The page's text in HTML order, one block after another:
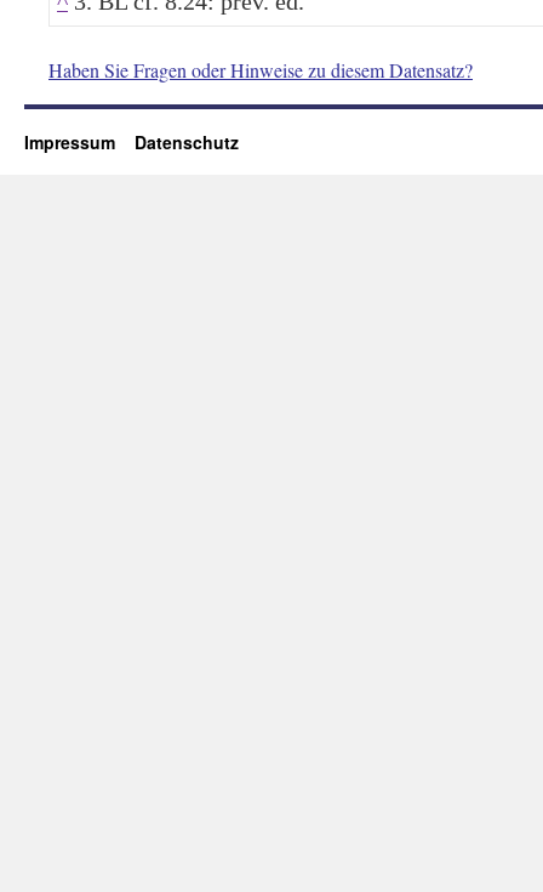
Haben Sie Fragen oder Hinweise zu diesem Datensatz?
Impressum Datenschutz